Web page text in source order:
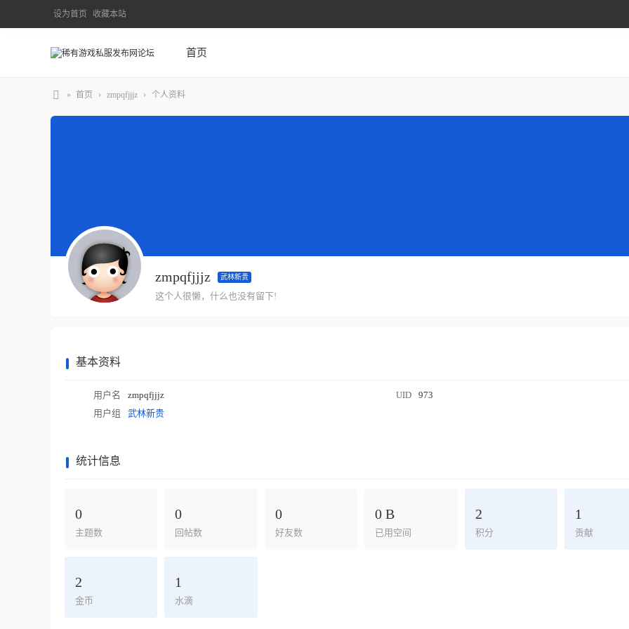
设为首页 收藏本站
首页
» 首页 › zmpqfjjjz › 个人资料
zmpqfjjjz 武林新贵
这个人很懒，什么也没有留下!
基本资料
用户名 zmpqfjjjz UID
973
用户组
武林新贵
统计信息
0
主题数
0
回帖数
0
好友数
0 B
已用空间
2
积分
1
贡献
2
金币
1
水滴